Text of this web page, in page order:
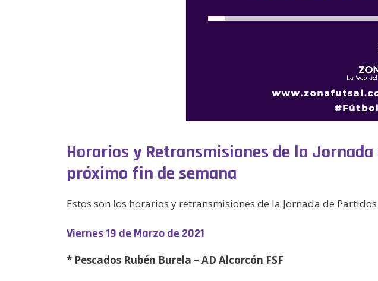
Horarios y Retransmisiones de la
próximo fin de semana
Estos son los horarios y retransmisiones de la Jornada de
Viernes 19 de Marzo de 2021
* Pescados Rubén Burela – AD Alcorcón FSF